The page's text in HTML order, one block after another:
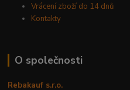
Vrácení zboží do 14 dnů
Kontakty
O společnosti
Rebakauf s.r.o.